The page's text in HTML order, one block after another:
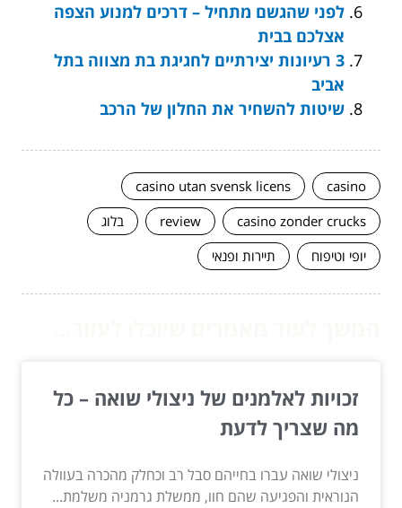
לפני שהגשם מתחיל – דרכים למנוע הצפה
אצלכם בבית
3 רעיונות יצירתיים לחגיגת בת מצווה בתל
אביב
שיטות להשחיר את החלון של הרכב
casino
casino utan svensk licens
casino zonder crucks
review
בלוג
יופי וטיפוח
תיירות ופנאי
זכויות לאלמנים של ניצולי שואה – כל
מה שצריך לדעת
ניצולי שואה עברו בחייהם סבל רב וכחלק מהכרה בעוולה
הנוראית והפגיעה שהם חוו, ממשלת גרמניה משלמת...